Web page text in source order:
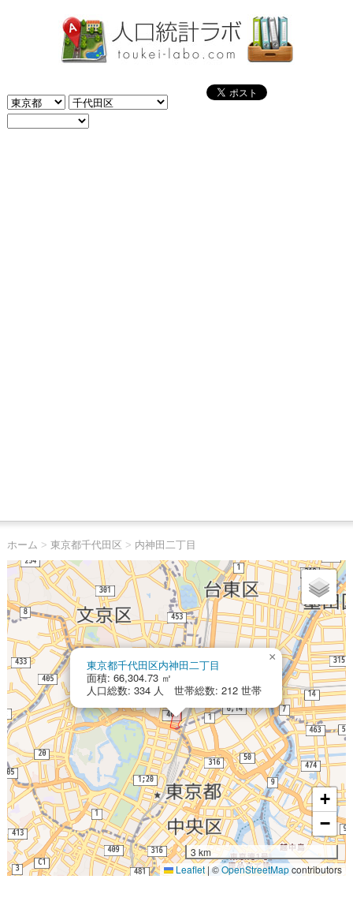
ホーム > 東京都千代田区 > 内神田二丁目
東京都千代田区内神田二丁目
面積: 66,304.73 ㎡
人口総数: 334 人 世帯総数: 212 世帯
×
+
−
3 km
Leaflet |©OpenStreetMapcontributors